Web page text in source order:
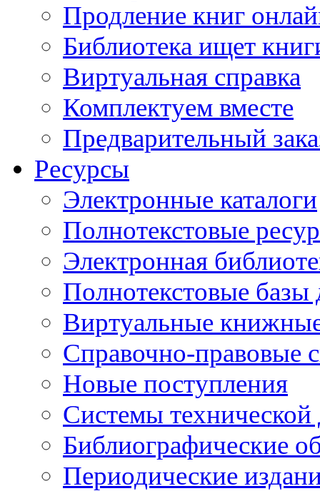
Продление книг
Библиотека ищет
Виртуальная справка
Комплектуем вместе
Предварительный
Ресурсы
Электронные каталоги
Полнотекстовые
Электронная
Полнотекстовые
Виртуальные
Справочно-правовые
Новые поступления
Cистемы
Библиографические
Периодические